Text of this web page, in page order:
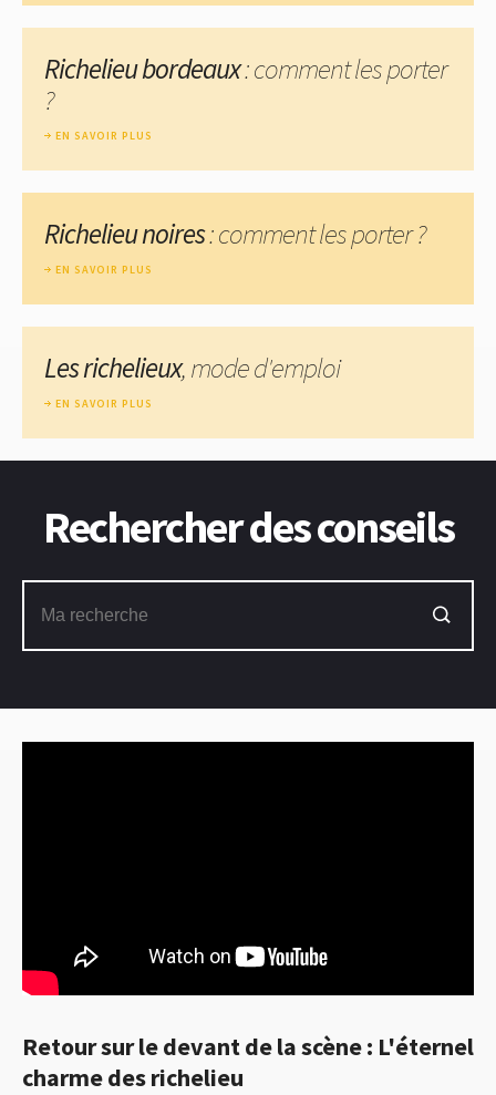
Retour sur le devant de la scène : L'éternel
charme des richelieu
Richelieu bordeaux: comment les porter
?
EN SAVOIR PLUS
Richelieu noires: comment les porter ?
EN SAVOIR PLUS
Les richelieux, mode d'emploi
EN SAVOIR PLUS
Rechercher des conseils